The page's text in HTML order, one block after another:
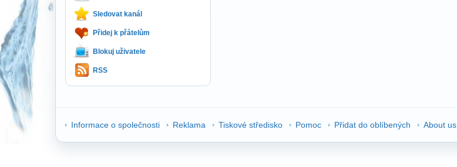
Sledovat kanál
Přidej k přátelům
Blokuj uživatele
RSS
Informace o společnosti Reklama Tiskové středisko Pomoc Přidat do oblíbených About us